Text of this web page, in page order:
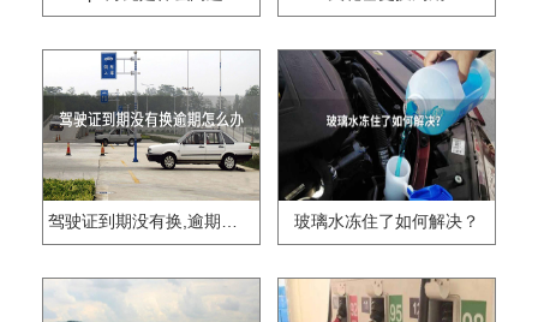
驾驶证到期没有换,逾期怎么办?? 玻璃水冻住了如何解决？